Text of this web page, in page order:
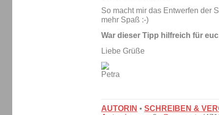
So macht mir das Entwerfen der
mehr Spaß :-)
War dieser Tipp hilfreich für
Liebe Grüße
AUTORIN • SCHREIBEN &